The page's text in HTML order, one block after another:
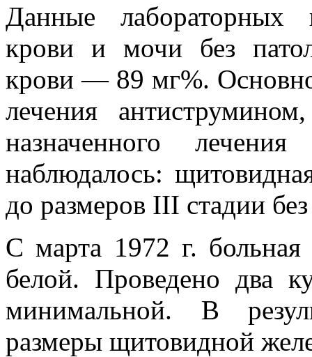
Данные лабораторных
крови и мочи без
крови — 89 мг%.
лечения
назначенного
наблюдалось:
до размеров III стадии
С марта 1972 г. больная
белой. Проведено два
минимальной. В
размеры щитовидной